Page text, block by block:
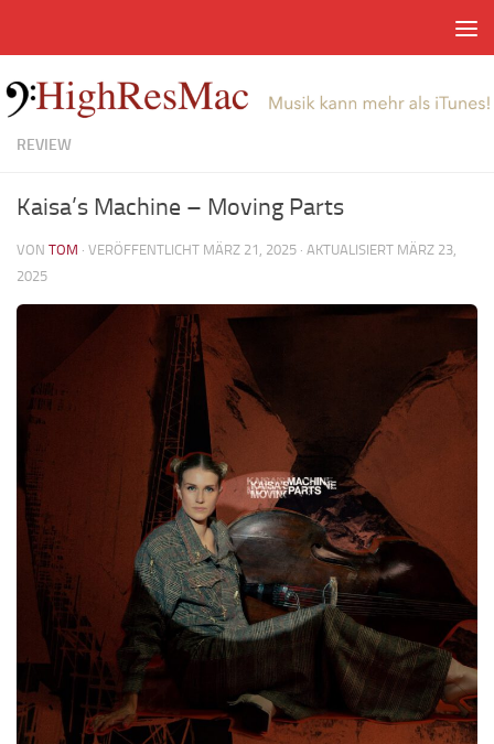
REVIEW
Kaisa’s Machine – Moving Parts
VON TOM · VERÖFFENTLICHT MÄRZ 21, 2025 · AKTUALISIERT MÄRZ 23,
2025